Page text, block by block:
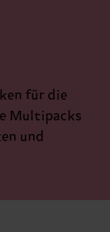
für die
Multipacks
und